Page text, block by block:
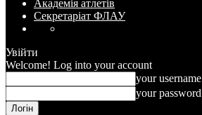
Академія атлетів
Секретаріат ФЛАУ
Увійти
Welcome! Log into your account
your username
your password